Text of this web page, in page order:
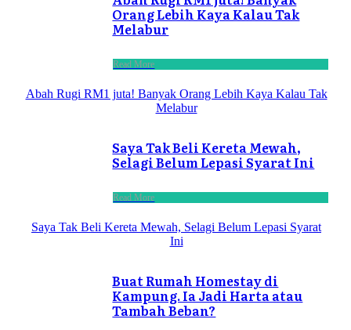
Orang Lebih Kaya Kalau Tak
Melabur
Read More
Abah Rugi RM1 juta! Banyak Orang Lebih Kaya Kalau Tak
Melabur
Saya Tak Beli Kereta Mewah,
Selagi Belum Lepasi Syarat Ini
Read More
Saya Tak Beli Kereta Mewah, Selagi Belum Lepasi Syarat
Ini
Buat Rumah Homestay di
Kampung. Ia Jadi Harta atau
Tambah Beban?